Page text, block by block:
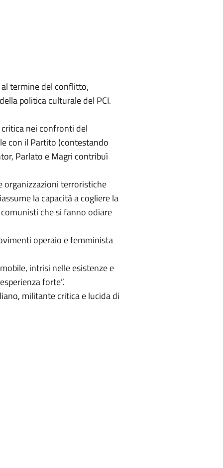
termine del conflitto,
politica culturale del PCI.
nei confronti del
con il Partito (contestando
Parlato e Magri contribuì
organizzazioni terroristiche
la capacità a cogliere la
che si fanno odiare
operaio e femminista
intrisi nelle esistenze e
forte”.
militante critica e lucida di